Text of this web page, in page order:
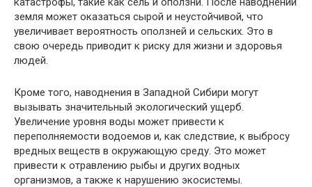
земля может оказаться сырой и неустойчивой, что
увеличивает вероятность оползней и сельских. Это в
свою очередь приводит к риску для жизни и здоровья
людей.
Кроме того, наводнения в Западной Сибири могут
вызывать значительный экологический ущерб.
Увеличение уровня воды может привести к
переполняемости водоемов и, как следствие, к выбросу
вредных веществ в окружающую среду. Это может
привести к отравлению рыбы и других водных
организмов, а также к нарушению экосистемы.